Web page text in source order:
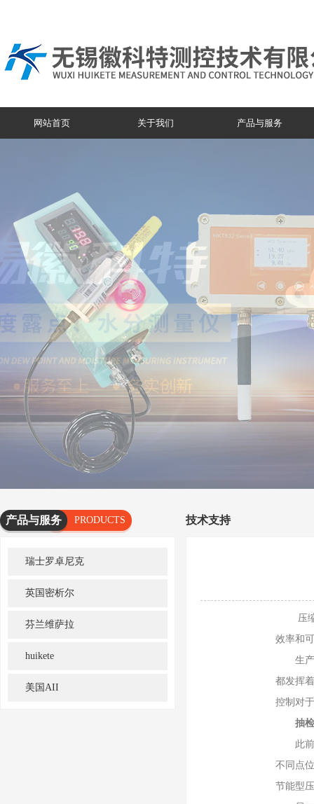
网站首页 关于我们 产品与服务
产品与服务
PRODUCTS
SERVICES
瑞士罗卓尼克
英国密析尔
芬兰维萨拉
huikete
美国AII
技术支持
压缩空
效率和
生产消
都发挥
控制对
抽
此前，
不同点
节能型